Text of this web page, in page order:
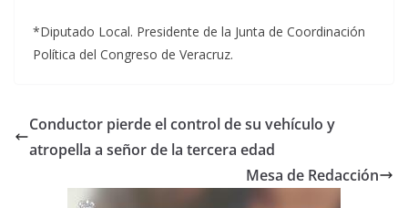
*Diputado Local. Presidente de la Junta de Coordinación
Política del Congreso de Veracruz.
Conductor pierde el control de su vehículo y
atropella a señor de la tercera edad
Mesa de Redacción